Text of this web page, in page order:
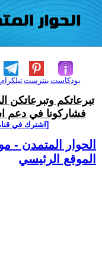
تيلكرامبنترست بودكاست
تبرعاتكم وتبرعاتكن
فشاركونا في دعم
[اشترك في
الحوار المتمدن -
الموقع الرئيسي